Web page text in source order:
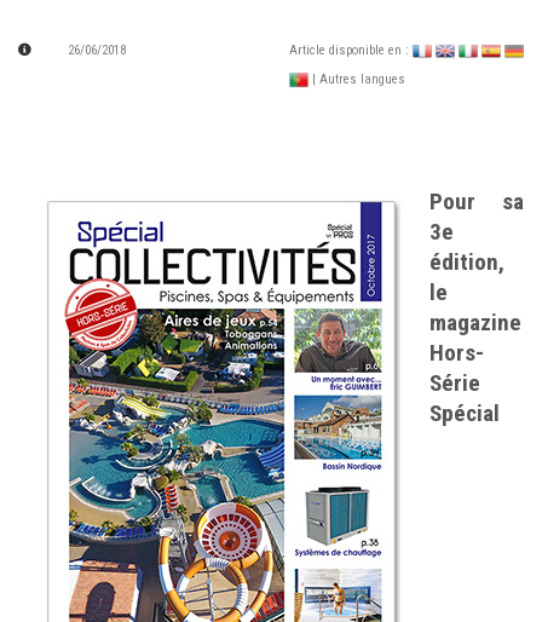
26/06/2018
Article disponible en :
| Autres langues
Pour sa
3e
édition,
le
magazine
Hors-
Série
Spécial